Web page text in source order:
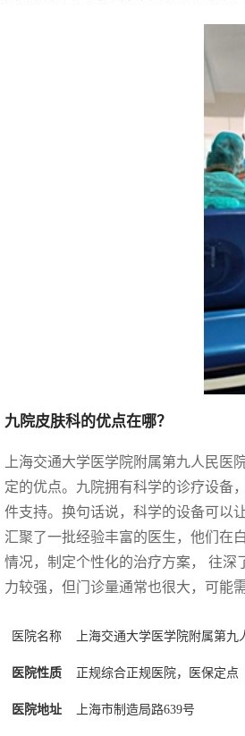
九院皮肤科的优点在哪？
上海交通大学医学院附属第九人民
定的优点。九院拥有科学的诊疗设备
件支持。换句话说，科学的设备可以
汇聚了一批经验丰富的医生，他们在
情况，制定个性化的治疗方案， 往深
力较强，但门诊量通常也很大，可能
医院名称 上海交通大学医学院附属第九
医院性质 正规综合正规医院，医保定点
医院地址 上海市制造局路639号